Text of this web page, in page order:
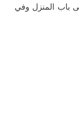
باب المنزل وفي